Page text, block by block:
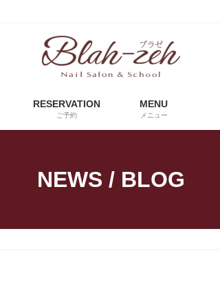
RESERVATION
ご予約
MENU
メニュー
NEWS / BLOG